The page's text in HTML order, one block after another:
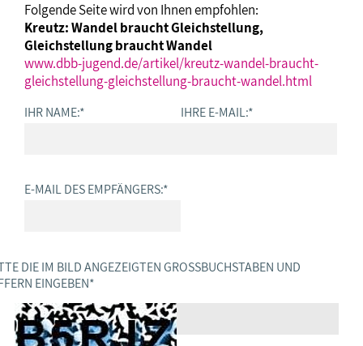
Folgende Seite wird von Ihnen empfohlen:
Kreutz: Wandel braucht Gleichstellung,
Gleichstellung braucht Wandel
www.dbb-jugend.de/artikel/kreutz-wandel-braucht-
gleichstellung-gleichstellung-braucht-wandel.html
IHR NAME:* IHRE E-MAIL:*
E-MAIL DES EMPFÄNGERS:*
DIE IM BILD ANGEZEIGTEN GROSSBUCHSTABEN UND Z
EINGEBEN *